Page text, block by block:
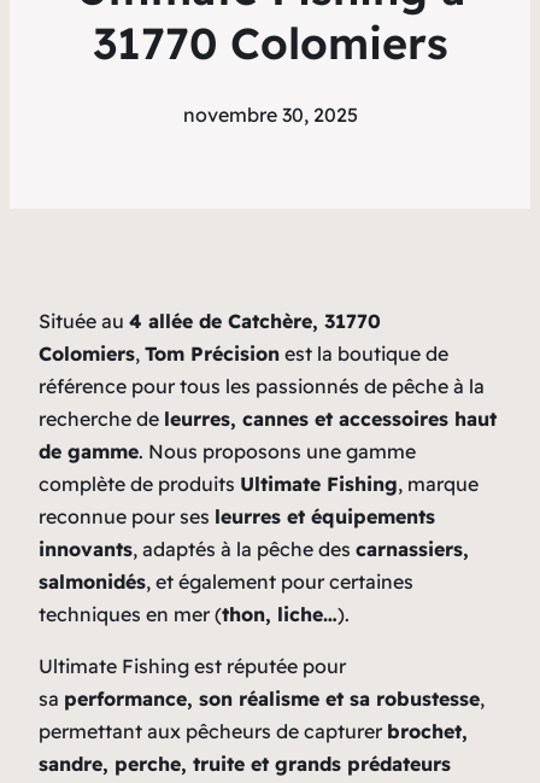
31770 Colomiers
novembre 30, 2025
Située au 4 allée de Catchère, 31770
Colomiers, Tom Précision est la boutique de
référence pour tous les passionnés de pêche à la
recherche de leurres, cannes et accessoires haut
de gamme. Nous proposons une gamme
complète de produits Ultimate Fishing, marque
reconnue pour ses leurres et équipements
innovants, adaptés à la pêche des carnassiers,
salmonidés, et également pour certaines
techniques en mer (thon, liche…).
Ultimate Fishing est réputée pour
sa performance, son réalisme et sa robustesse,
permettant aux pêcheurs de capturer brochet,
sandre, perche, truite et grands prédateurs